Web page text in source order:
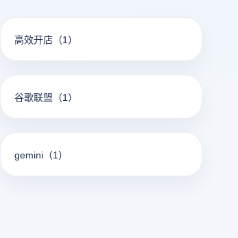
高效开店 （1）
谷歌联盟 （1）
gemini （1）